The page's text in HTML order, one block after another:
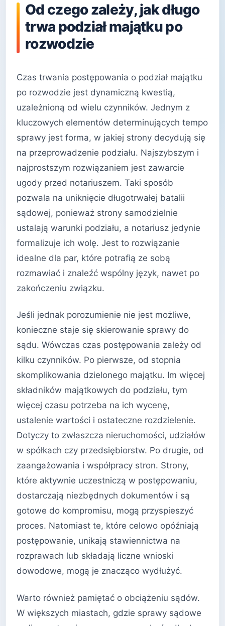
Od czego zależy, jak długo
trwa podział majątku po
rozwodzie
Czas trwania postępowania o podział majątku
po rozwodzie jest dynamiczną kwestią,
uzależnioną od wielu czynników. Jednym z
kluczowych elementów determinujących tempo
sprawy jest forma, w jakiej strony decydują się
na przeprowadzenie podziału. Najszybszym i
najprostszym rozwiązaniem jest zawarcie
ugody przed notariuszem. Taki sposób
pozwala na uniknięcie długotrwałej batalii
sądowej, ponieważ strony samodzielnie
ustalają warunki podziału, a notariusz jedynie
formalizuje ich wolę. Jest to rozwiązanie
idealne dla par, które potrafią ze sobą
rozmawiać i znaleźć wspólny język, nawet po
zakończeniu związku.
Jeśli jednak porozumienie nie jest możliwe,
konieczne staje się skierowanie sprawy do
sądu. Wówczas czas postępowania zależy od
kilku czynników. Po pierwsze, od stopnia
skomplikowania dzielonego majątku. Im więcej
składników majątkowych do podziału, tym
więcej czasu potrzeba na ich wycenę,
ustalenie wartości i ostateczne rozdzielenie.
Dotyczy to zwłaszcza nieruchomości, udziałów
w spółkach czy przedsiębiorstw. Po drugie, od
zaangażowania i współpracy stron. Strony,
które aktywnie uczestniczą w postępowaniu,
dostarczają niezbędnych dokumentów i są
gotowe do kompromisu, mogą przyspieszyć
proces. Natomiast te, które celowo opóźniają
postępowanie, unikają stawiennictwa na
rozprawach lub składają liczne wnioski
dowodowe, mogą je znacząco wydłużyć.
Warto również pamiętać o obciążeniu sądów.
W większych miastach, gdzie sprawy sądowe